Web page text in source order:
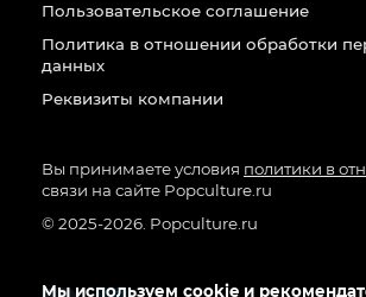
Мы используем cookie и
Пользовательское соглашение
Политика в отношении обработки
данных
Реквизиты компании
Вы принимаете условия политики в
связи на сайте Popculture.ru
© 2025-2026. Popculture.ru